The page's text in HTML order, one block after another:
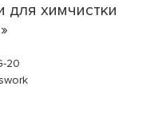
для химчистки
20